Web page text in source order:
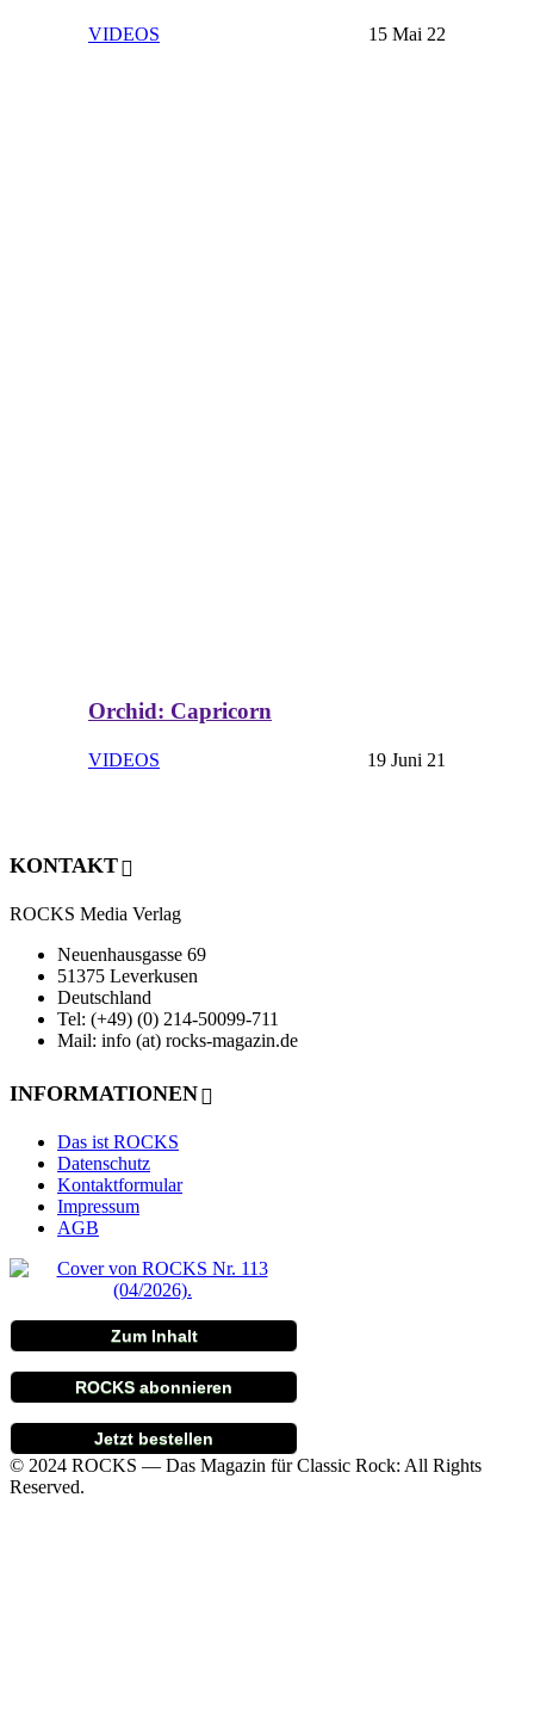
VIDEOS 15 Mai 22
Orchid: Capricorn
VIDEOS 19 Juni 21
KONTAKT
ROCKS Media Verlag
Neuenhausgasse 69
51375 Leverkusen
Deutschland
Tel: (+49) (0) 214-50099-711
Mail: info (at) rocks-magazin.de
INFORMATIONEN
Das ist ROCKS
Datenschutz
Kontaktformular
Impressum
AGB
Zum Inhalt
ROCKS abonnieren
Jetzt bestellen
© 2024 ROCKS — Das Magazin für Classic Rock: All Rights
Reserved.